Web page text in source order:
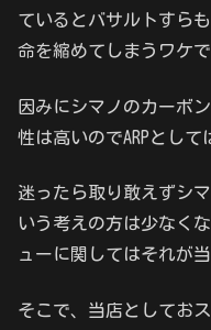
ているとバサルトすら
命を縮めてしまうワケで
因みにシマノのカーボ
性は高いのでARPとして
迷ったら取り敢えずシ
いう考えの方は少なく
ューに関してはそれが
そこで、当店としてお